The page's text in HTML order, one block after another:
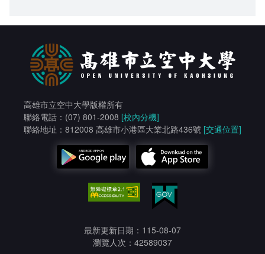
高雄市立空中大學版權所有
聯絡電話：(07) 801-2008 [校內分機]
聯絡地址：812008 高雄市小港區大業北路436號 [交通位置]
最新更新日期：115-08-07
瀏覽人次：42589037